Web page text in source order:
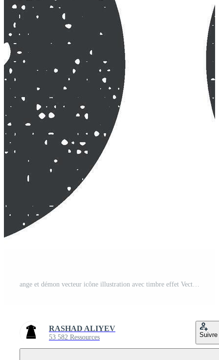
ange et démon vecteur icône illustration avec timbre effet Vecteur Pro
RASHAD ALIYEV
53 582 Ressources Suivre